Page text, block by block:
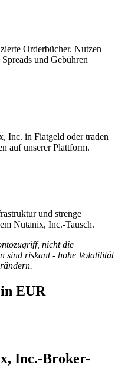
Orderbücher. Nutzen
und Gebühren
Inc. in Fiatgeld oder traden
auf unserer Plattform.
und strenge
Nutanix, Inc.-Tausch.
nicht die
sind riskant - hohe Volatilität
EUR
Inc.-Broker-